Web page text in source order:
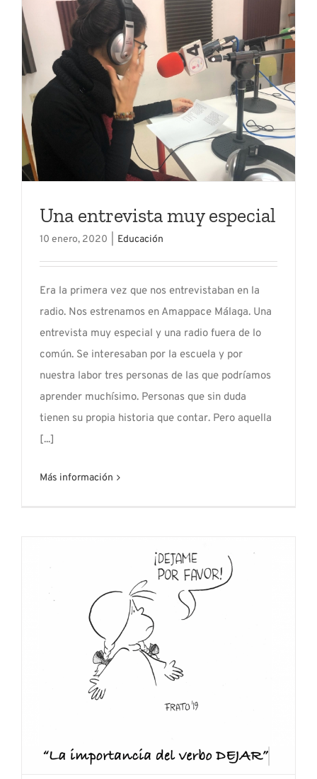
Una entrevista muy especial
10 enero, 2020 Educación
Era la primera vez que nos entrevistaban en la
radio. Nos estrenamos en Amappace Málaga. Una
entrevista muy especial y una radio fuera de lo
común. Se interesaban por la escuela y por
nuestra labor tres personas de las que podríamos
aprender muchísimo. Personas que sin duda
tienen su propia historia que contar. Pero aquella
[...]
Más información